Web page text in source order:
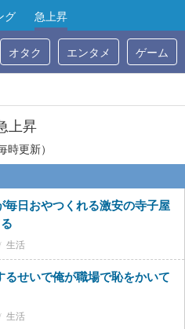
グ 急上昇
オタク エンタメ ゲーム
上昇
更新）
毎日おやつくれる激安の寺子屋
生活
るせいで俺が職場で恥をかいて
生活